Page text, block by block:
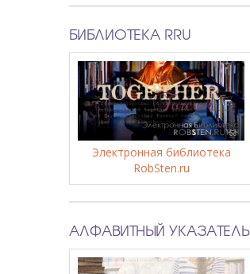
БИБЛИОТЕКА RRU
Электронная библиотека
RobSten.ru
АЛФАВИТНЫЙ УКАЗАТЕЛЬ